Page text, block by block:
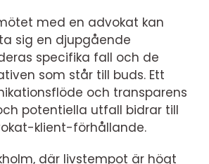
med en advokat kan
sig en djupgående
specifika fall och de
som står till buds. Ett
och transparens
potentiella utfall bidrar till
klient-förhållande.
där livstempot är högt